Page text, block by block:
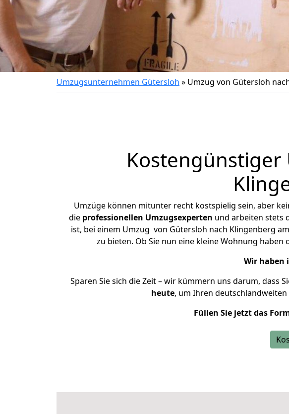
Umzugsunternehmen Gütersloh » Umzug von Gütersloh
Kostengünstiger
Umzüge können mitunter recht kostspielig sein, aber
die professionellen Umzugsexperten und arbeiten stets
ist, bei einem Umzug von Gütersloh nach Klingenberg
zu bieten. Ob Sie nun eine kleine Wohnung
Wir haben
Sparen Sie sich die Zeit – wir kümmern uns darum, dass
heute, um Ihren
Füllen Sie jetzt das